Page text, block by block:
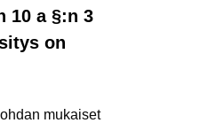
10 a §:n 3
on
mukaiset